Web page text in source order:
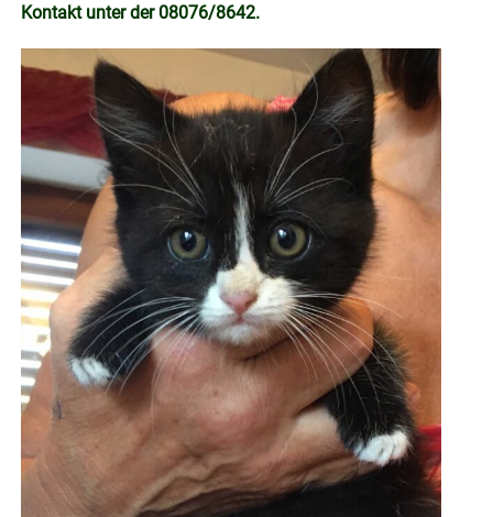
Kontakt unter der 08076/8642.